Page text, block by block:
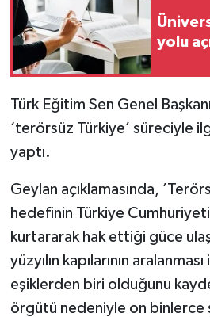
yolu
Türk Eğitim Sen Genel
‘terörsüz Türkiye’ süreciyle
yaptı.
Geylan açıklamasında,
hedefinin Türkiye
kurtararak hak ettiği güce
yüzyılın kapılarının
eşiklerden biri olduğunu
örgütü nedeniyle on binlerce